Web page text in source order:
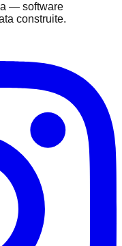
— software
construite.